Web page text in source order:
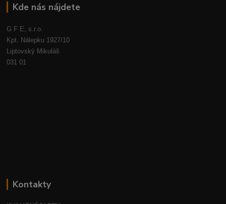
Kde nás nájdete
G F E, s.r.o.
Kpt. Nálepku 1927/10
Liptovský Mikuláš
031 01
Kontakty